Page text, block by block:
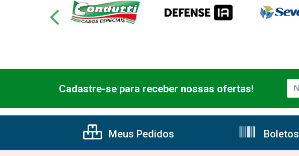
Cadastre-se para receber nossas ofertas!
Meus Pedidos Boletos